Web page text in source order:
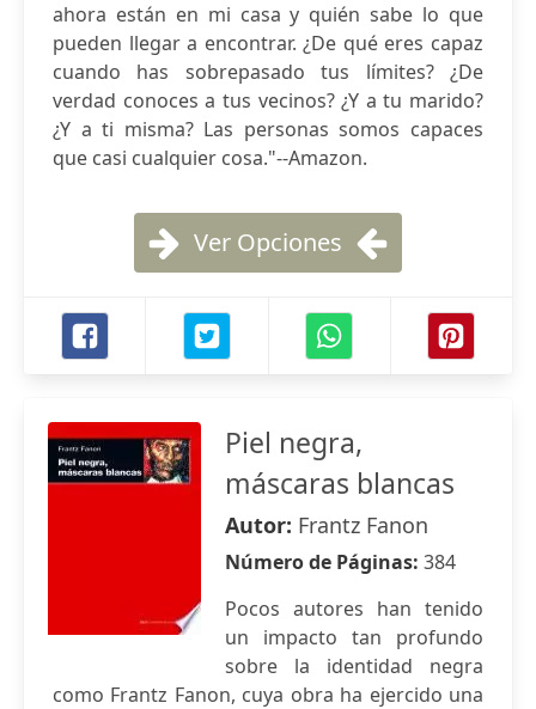
ahora están en mi casa y quién sabe lo que
pueden llegar a encontrar. ¿De qué eres capaz
cuando has sobrepasado tus límites? ¿De
verdad conoces a tus vecinos? ¿Y a tu marido?
¿Y a ti misma? Las personas somos capaces
que casi cualquier cosa."--Amazon.
Ver Opciones
Piel negra,
máscaras blancas
Autor: Frantz Fanon
Número de Páginas: 384
Pocos autores han tenido
un impacto tan profundo
sobre la identidad negra
como Frantz Fanon, cuya obra ha ejercido una